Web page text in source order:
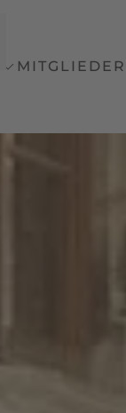
MITGLIEDER